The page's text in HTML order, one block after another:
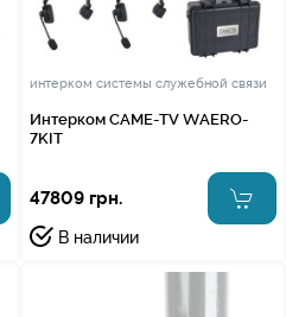
интерком системы служебной связи
Интерком CAME-TV WAERO-
7KIT
47809 грн.
В наличии